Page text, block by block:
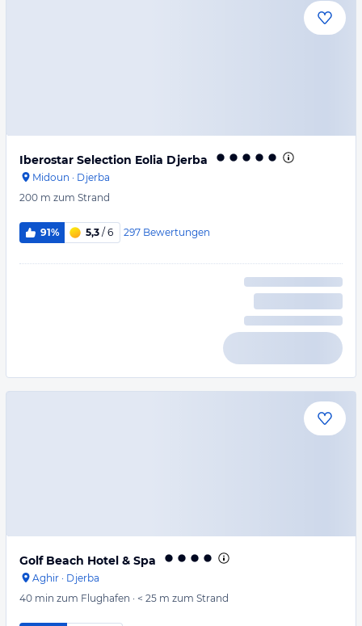
Iberostar Selection Eolia Djerba
Midoun · Djerba
200 m zum Strand
91% 5,3 / 6 297 Bewertungen
Golf Beach Hotel & Spa
Aghir · Djerba
40 min zum Flughafen · < 25 m zum Strand